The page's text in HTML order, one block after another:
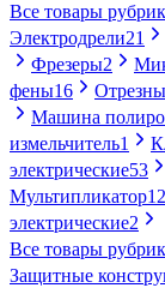
Все товары
Электродрели21
Фрезеры2
фены16
Машина
измельчитель1
электрические53
Мультипликатор12
электрические2
Все товары
Защитные